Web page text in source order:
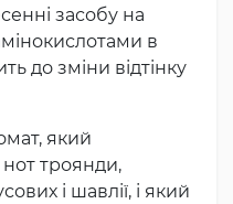
засобу на
в
до зміни відтінку
який
нот троянди,
і шавлії, і який